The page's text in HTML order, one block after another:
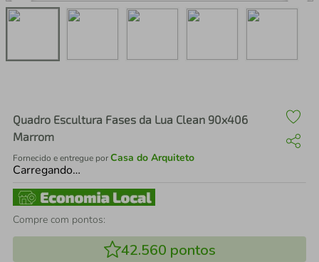
Quadro Escultura Fases da Lua Clean 90x406
Marrom
Fornecido e entregue porCasa do Arquiteto
Carregando…
Compre com pontos:
42.560 pontos
perfume